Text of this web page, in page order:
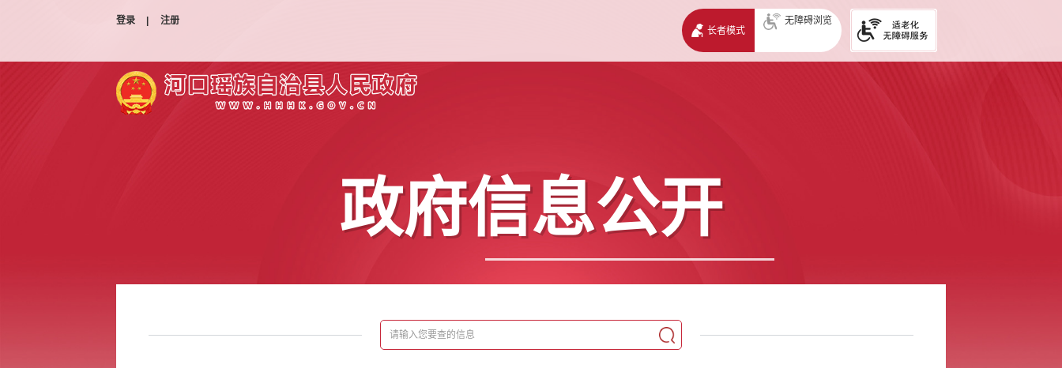
登录
注册
长者模式
无障碍浏览
政府信息公开